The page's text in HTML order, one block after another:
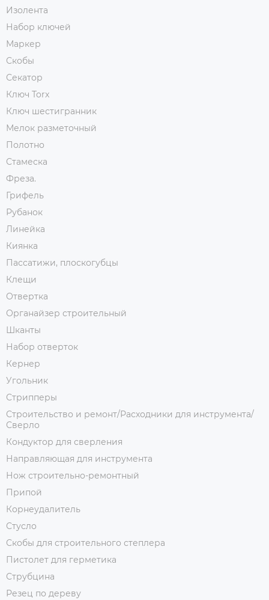
Изолента
Набор ключей
Маркер
Скобы
Секатор
Ключ Torx
Ключ шестигранник
Мелок разметочный
Полотно
Стамеска
Фреза.
Грифель
Рубанок
Линейка
Киянка
Пассатижи, плоскогубцы
Клещи
Отвертка
Органайзер строительный
Шканты
Набор отверток
Кернер
Угольник
Стрипперы
Строительство и ремонт/Расходники для инструмента/
Сверло
Кондуктор для сверления
Направляющая для инструмента
Нож строительно-ремонтный
Припой
Корнеудалитель
Стусло
Скобы для строительного степлера
Пистолет для герметика
Струбцина
Резец по дереву